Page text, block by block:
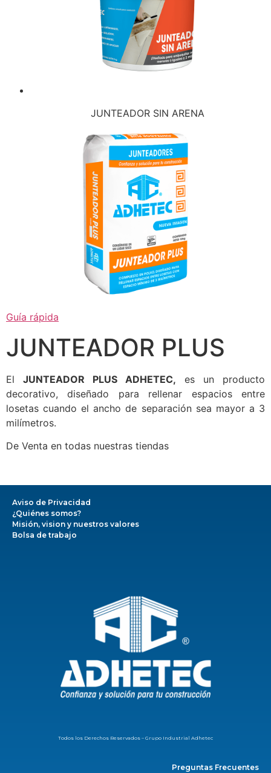
JUNTEADOR SIN ARENA
Guía rápida
JUNTEADOR PLUS
El JUNTEADOR PLUS ADHETEC, es un producto
decorativo, diseñado para rellenar espacios entre
losetas cuando el ancho de separación sea mayor a 3
milímetros.
De Venta en todas nuestras tiendas
Aviso de Privacidad
¿Quiénes somos?
Misión, vision y nuestros valores
Bolsa de trabajo
Todos los Derechos Reservados – Grupo Industrial Adhetec
Preguntas Frecuentes